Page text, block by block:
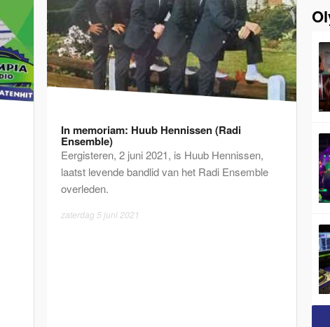
In memoriam: Huub Hennissen (Radi
Ensemble)
Eergisteren, 2 juni 2021, is Huub Hennissen,
laatst levende bandlid van het Radi Ensemble
overleden.
zaterdag 5 juni 2021